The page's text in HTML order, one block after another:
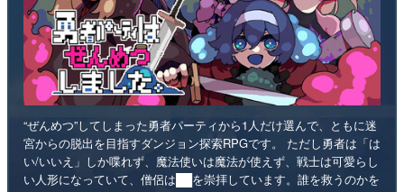
“ぜんめつ”してしまった勇者パーティから1人だけ選んで、ともに迷
宮からの脱出を目指すダンジョン探索RPGです。 ただし勇者は「は
い/いいえ」しか喋れず、魔法使いは魔法が使えず、戦士は可愛らし
い人形になっていて、僧侶は██を崇拝しています。誰を救うのかを